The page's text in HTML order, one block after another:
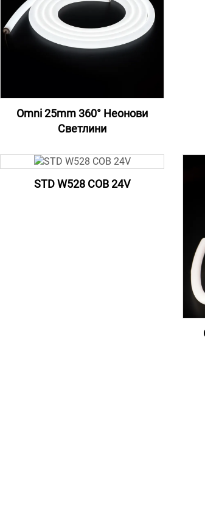
Omni 25mm 360° Неонови
Светлини
STD W528 COB 24V